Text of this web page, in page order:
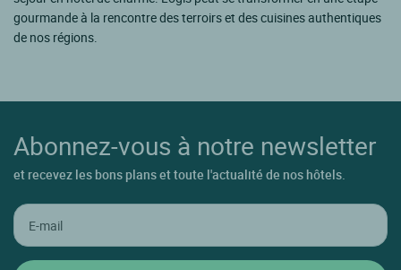
gourmande à la rencontre des terroirs et des cuisines authentiques
de nos régions.
Abonnez-vous à notre newsletter
et recevez les bons plans et toute l'actualité de nos hôtels.